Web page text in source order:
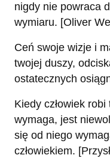
nigdy nie powraca
wymiaru. [Oliver
Ceń swoje wizje i
twojej duszy,
ostatecznych
Kiedy człowiek
wymaga, jest
się od niego
człowiekiem.